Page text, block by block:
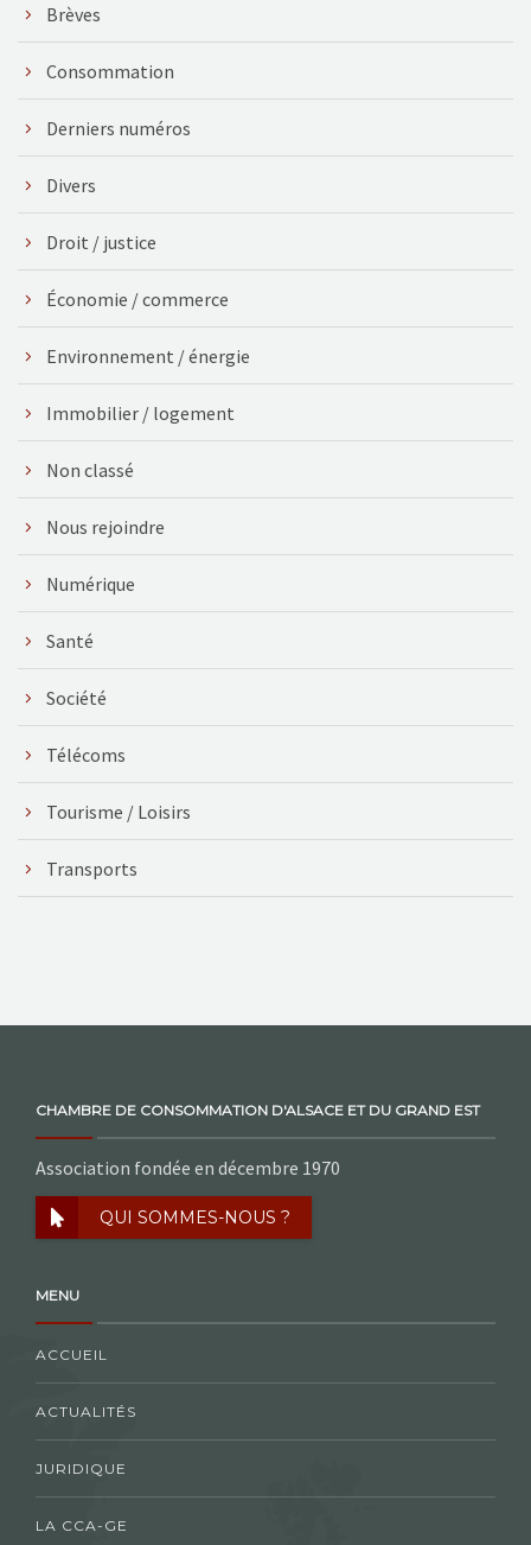
Brèves
Consommation
Derniers numéros
Divers
Droit / justice
Économie / commerce
Environnement / énergie
Immobilier / logement
Non classé
Nous rejoindre
Numérique
Santé
Société
Télécoms
Tourisme / Loisirs
Transports
CHAMBRE DE CONSOMMATION D'ALSACE ET DU GRAND EST
Association fondée en décembre 1970
QUI SOMMES-NOUS ?
MENU
ACCUEIL
ACTUALITÉS
JURIDIQUE
LA CCA-GE